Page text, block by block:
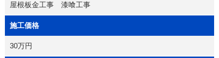
屋根板金工事 漆喰工事
施工価格
30万円